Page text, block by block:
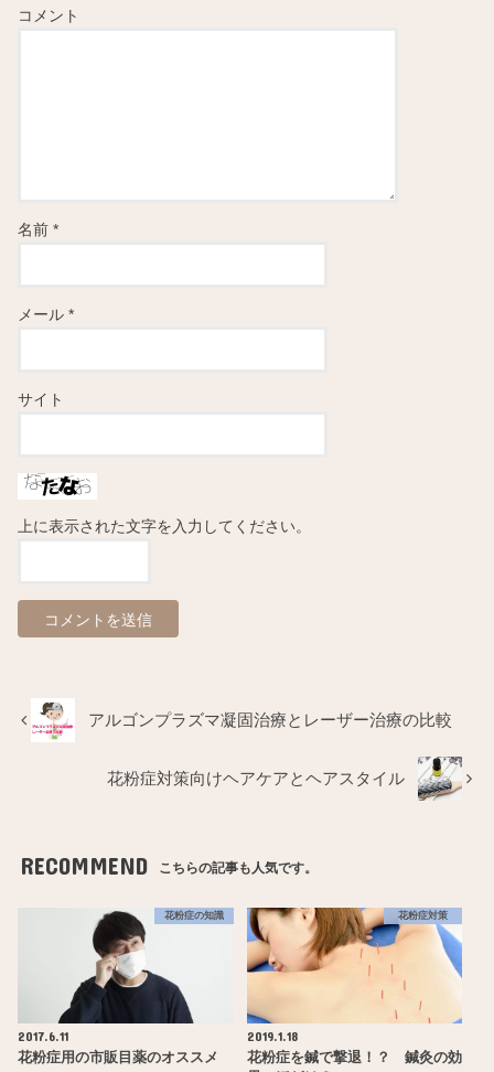
コメント
名前*
メール*
サイト
上に表示された文字を入力してください。
アルゴンプラズマ凝固治療とレーザー治療の比較
花粉症対策向けヘアケアとヘアスタイル
RECOMMEND こちらの記事も人気です。
花粉症の知識
2017.6.11
花粉症用の市販目薬のオススメ
花粉症対策
2019.1.18
花粉症を鍼で撃退！？ 鍼灸の効